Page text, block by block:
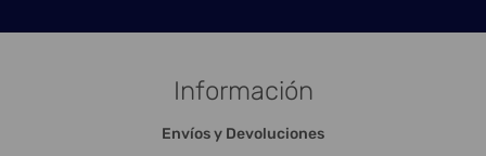
Información
Envíos y Devoluciones